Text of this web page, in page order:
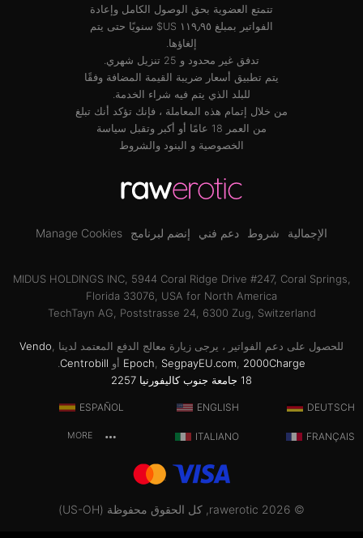
تتمتع العضوية بحق الوصول الكامل وإعادة
الفواتير بمبلغ ‏١١٩٫٩٥ US$ سنويًا حتى يتم
إلغاؤها.
تدفق غير محدود و 25 تنزيل شهري.
يتم تطبيق أسعار ضريبة القيمة المضافة وفقًا
للبلد الذي يتم فيه شراء الخدمة.
من خلال إتمام هذه المعاملة ، فإنك تؤكد أنك تبلغ
من العمر 18 عامًا أو أكبر وتقبل
سياسة
الخصوصية و البنود والشروط
الإجمالية شروط دعم فني إنضم لبرنامج Manage Cookies
MIDUS HOLDINGS INC, 5944 Coral Ridge Drive #247, Coral Springs,
Florida 33076, USA for North America
TechTayn AG, Poststrasse 24, 6300 Zug, Switzerland
للحصول على دعم الفواتير ، يرجى زيارة معالج الدفع المعتمد لدينا Vendo,
Epoch, SegpayEU.com, 2000Charge أو Centrobill
.
18 جامعة جنوب كاليفورنيا 2257
DEUTSCH
ENGLISH
ESPAÑOL
FRANÇAIS
ITALIANO
MORE
© 2026 rawerotic, كل الحقوق محفوظة (US-OH)CONTENT FILTER